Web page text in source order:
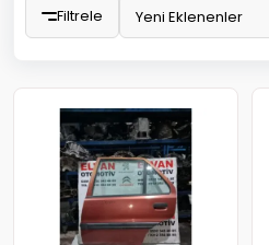
Filtrele Yeni Eklenenler